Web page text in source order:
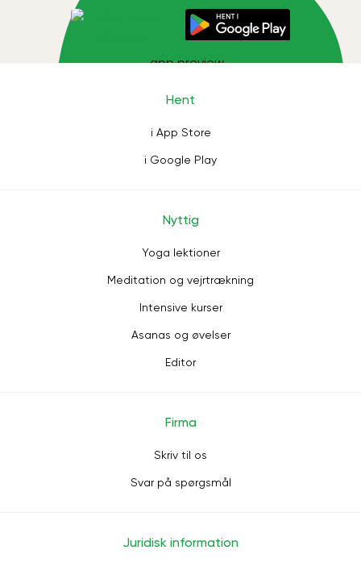
Hent
i App Store
i Google Play
Nyttig
Yoga lektioner
Meditation og vejrtrækning
Intensive kurser
Asanas og øvelser
Editor
Firma
Skriv til os
Svar på spørgsmål
Juridisk information